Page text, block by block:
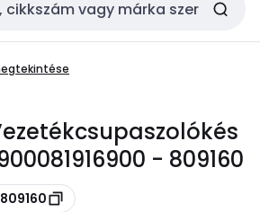
- 809160